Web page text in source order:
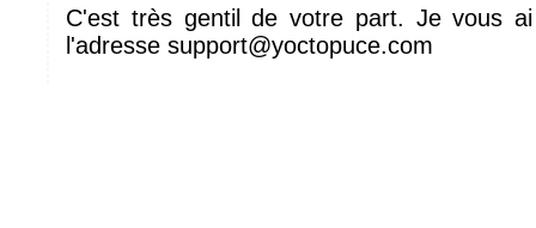
C'est très gentil de votre part. Je vous
l'adresse support@yoctopuce.com